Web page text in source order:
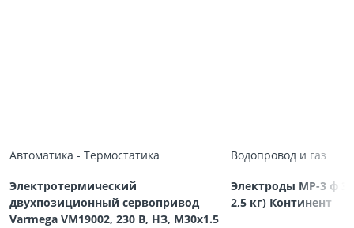
Автоматика - Термостатика
Электротермический
двухпозиционный сервопривод
Varmega VM19002, 230 В, НЗ, M30х1.5
Водопровод и газ
Электроды МР-3 ф
2,5 кг) Континент